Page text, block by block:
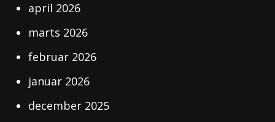
april 2026
marts 2026
februar 2026
januar 2026
december 2025